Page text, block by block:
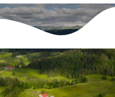
le rôle du Parc »
engagés pour le territoire
technique